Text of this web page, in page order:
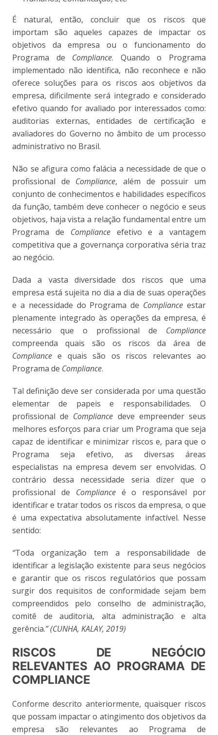
É natural, então, concluir que os riscos que
importam são aqueles capazes de impactar os
objetivos da empresa ou o funcionamento do
Programa de Compliance. Quando o Programa
implementado não identifica, não reconhece e não
oferece soluções para os riscos aos objetivos da
empresa, dificilmente será integrado e considerado
efetivo quando for avaliado por interessados como:
auditorias externas, entidades de certificação e
avaliadores do Governo no âmbito de um processo
administrativo no Brasil.
Não se afigura como falácia a necessidade de que o
profissional de Compliance, além de possuir um
conjunto de conhecimentos e habilidades específicos
da função, também deve conhecer o negócio e seus
objetivos, haja vista a relação fundamental entre um
Programa de Complianceefetivo e a vantagem
competitiva que a governança corporativa séria traz
ao negócio.
Dada a vasta diversidade dos riscos que uma
empresa está sujeita no dia a dia de suas operações
e a necessidade do Programa de Compliance estar
plenamente integrado às operações da empresa, é
necessário que o profissional de Compliance
compreenda quais são os riscos da área de
Compliance e quais são os riscos relevantes ao
Programa de Compliance.
Tal definição deve ser considerada por uma questão
elementar de papeis e responsabilidades. O
profissional de Compliance deve empreender seus
melhores esforços para criar um Programa que seja
capaz de identificar e minimizar riscos e, para que o
Programa seja efetivo, as diversas áreas
especialistas na empresa devem ser envolvidas. O
contrário dessa necessidade seria dizer que o
profissional de Complianceé o responsável por
identificar e tratar todos os riscos da empresa, o que
é uma expectativa absolutamente infactível. Nesse
sentido:
“Toda organização tem a responsabilidade de
identificar a legislação existente para seus negócios
e garantir que os riscos regulatórios que possam
surgir dos requisitos de conformidade sejam bem
compreendidos pelo conselho de administração,
comitê de auditoria, alta administração e alta
gerência.” (CUNHA, KALAY, 2019)
RISCOS DE NEGÓCIO
RELEVANTES AO PROGRAMA DE
COMPLIANCE
Conforme descrito anteriormente, quaisquer riscos
que possam impactar o atingimento dos objetivos da
empresa são relevantes ao Programa de